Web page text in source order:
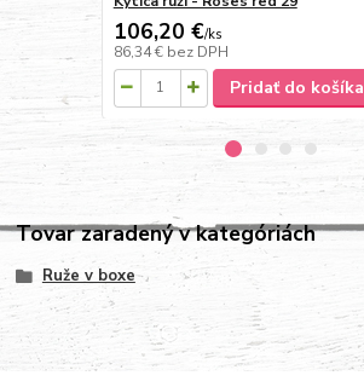
106,20 €/ks
86,34 € bez DPH
Pridať do košíka
Tovar zaradený v kategóriách
Ruže v boxe